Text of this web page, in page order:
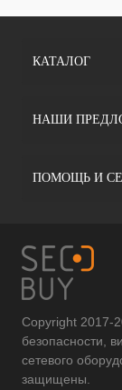
КАТАЛОГ
НАШИ
ПОМОЩЬ И
Copyright 2017-
безопасности,
сетевого
защищены.